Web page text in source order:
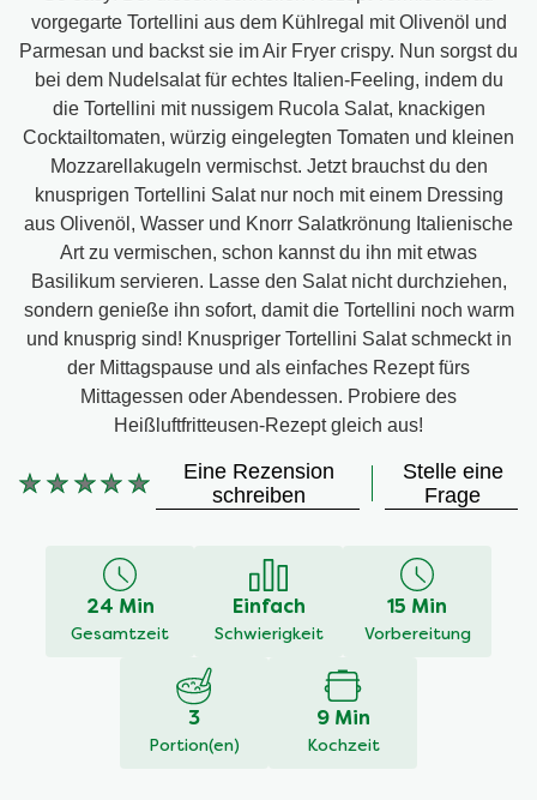
vorgegarte Tortellini aus dem Kühlregal mit Olivenöl und
Parmesan und backst sie im Air Fryer crispy. Nun sorgst du
bei dem Nudelsalat für echtes Italien-Feeling, indem du
die Tortellini mit nussigem Rucola Salat, knackigen
Cocktailtomaten, würzig eingelegten Tomaten und kleinen
Mozzarellakugeln vermischst. Jetzt brauchst du den
knusprigen Tortellini Salat nur noch mit einem Dressing
aus Olivenöl, Wasser und Knorr Salatkrönung Italienische
Art zu vermischen, schon kannst du ihn mit etwas
Basilikum servieren. Lasse den Salat nicht durchziehen,
sondern genieße ihn sofort, damit die Tortellini noch warm
und knusprig sind! Knuspriger Tortellini Salat schmeckt in
der Mittagspause und als einfaches Rezept fürs
Mittagessen oder Abendessen. Probiere des
Heißluftfritteusen-Rezept gleich aus!
Keine
abgegeben
Eine Rezension
schreiben
Stelle eine
Frage
24 Min
Gesamtzeit
Einfach
Schwierigkeit
15 Min
Vorbereitung
3
Portion(en)
9 Min
Kochzeit